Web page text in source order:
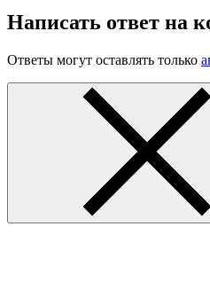
Написать ответ на
Ответы могут оставлять только